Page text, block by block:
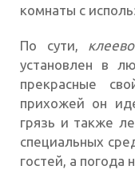
комнаты с
По сути,
установлен в
прекрасные
прихожей он
грязь и также
специальных
гостей, а погода